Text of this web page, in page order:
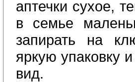
аптечки сухое,
в семье
запирать на
яркую упаковку
вид.